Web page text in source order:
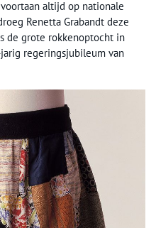
altijd op nationale
Renetta Grabandt deze
de grote rokkenoptocht in
regeringsjubileum van